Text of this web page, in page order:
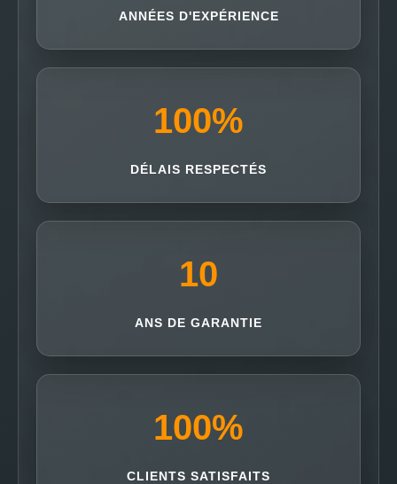
ANNÉES D'EXPÉRIENCE
100%
DÉLAIS RESPECTÉS
10
ANS DE GARANTIE
100%
CLIENTS SATISFAITS